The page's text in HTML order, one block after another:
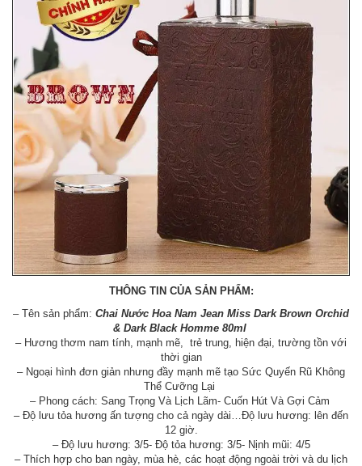
THÔNG TIN CỦA SẢN PHẨM:
– Tên sản phẩm: Chai Nước Hoa Nam Jean Miss Dark Brown Orchid
& Dark Black Homme 80ml
– Hương thơm nam tính, mạnh mẽ, trẻ trung, hiện đại, trường tồn với
thời gian
– Ngoại hình đơn giản nhưng đầy mạnh mẽ tạo Sức Quyến Rũ Không
Thể Cưỡng Lại
– Phong cách: Sang Trọng Và Lịch Lãm- Cuốn Hút Và Gợi Cảm
– Độ lưu tỏa hương ấn tượng cho cả ngày dài…Độ lưu hương: lên đến
12 giờ.
– Độ lưu hương: 3/5- Độ tỏa hương: 3/5- Nịnh mũi: 4/5
– Thích hợp cho ban ngày, mùa hè, các hoạt động ngoài trời và du lịch